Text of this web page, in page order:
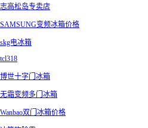
志高松岛专卖店
SAMSUNG变频冰箱价格
skg电冰箱
tcl318
博世十字门冰箱
无霜变频多门冰箱
Wanbao双门冰箱价格